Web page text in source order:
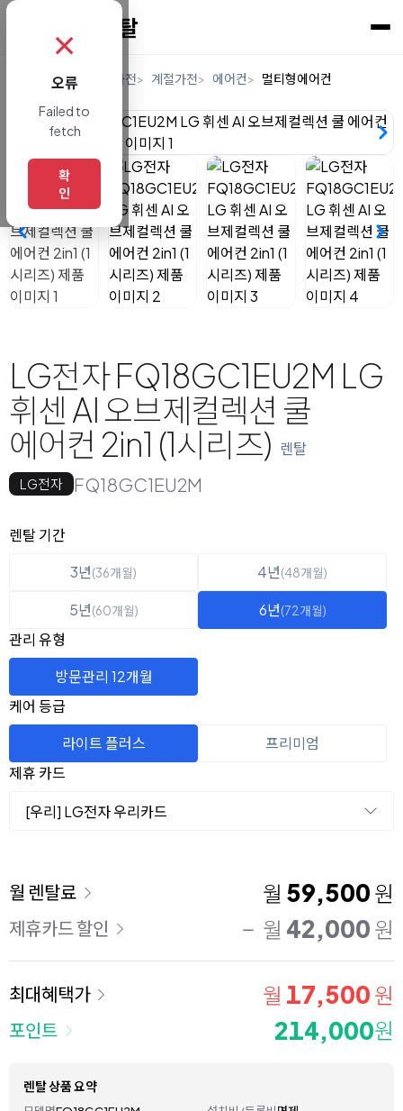
렌탈 디지털/가전 계절가전 에어컨 멀티형에어컨
LG전자 FQ18GC1EU2M LG
휘센 AI 오브제컬렉션 쿨
에어컨 2in1 (1시리즈) 렌탈
LG전자 FQ18GC1EU2M
옵션 선택
렌탈 선택
렌탈 기간
3년(36개월) 4년(48개월)
5년(60개월) 6년(72개월)
관리 유형
방문관리 12개월
케어 등급
라이트 플러스
프리미엄
제휴 카드
[우리] LG전자 우리카드
이용 요금
월 렌탈료 월 59,500 원
제휴카드 할인 월 42,000 원
최대혜택가 월 17,500 원
포인트 214,000원
렌탈 상품 요약
✗
오류
Failed to
fetch
확
인